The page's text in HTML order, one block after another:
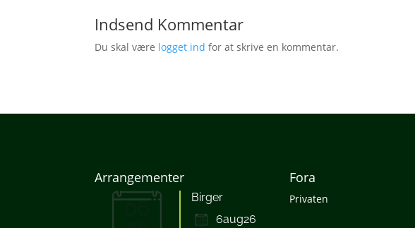
Indsend Kommentar
Du skal være logget ind for at skrive en kommentar.
Arrangementer
06
Birger
6aug26
Fora
Privaten